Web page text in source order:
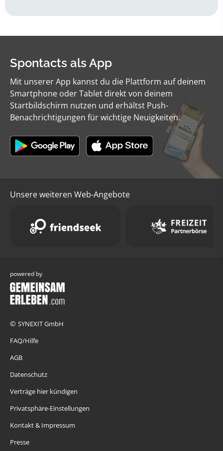
Spontacts als App
Mit unserer App kannst du die Plattform auf deinem
Smartphone oder Tablet direkt von deinem
Startbildschirm nutzen und erhältst Push-
Benachrichtigungen für wichtige Neuigkeiten.
Unsere weiteren Web-Angebote
powered by
© SYNEXIT GmbH
FAQ/Hilfe
AGB
Datenschutz
Verträge hier kündigen
Privatsphäre-Einstellungen
Kontakt & Impressum
Presse